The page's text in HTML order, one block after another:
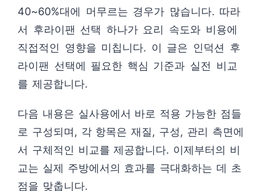
40~60%대에 머무르는 경우가 많습니다. 따라
서 후라이팬 선택 하나가 요리 속도와 비용에
직접적인 영향을 미칩니다. 이 글은 인덕션 후
라이팬 선택에 필요한 핵심 기준과 실전 비교
를 제공합니다.
다음 내용은 실사용에서 바로 적용 가능한 점들
로 구성되며, 각 항목은 재질, 구성, 관리 측면에
서 구체적인 비교를 제공합니다. 이제부터의 비
교는 실제 주방에서의 효과를 극대화하는 데 초
점을 맞춥니다.